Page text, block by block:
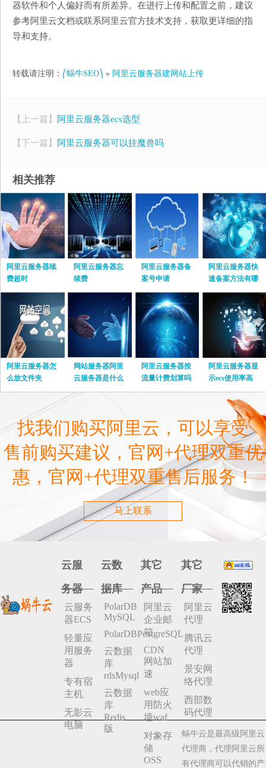
器软件和个人偏好而有所差异。在进行上传和配置之前，建议
参考阿里云文档或联系阿里云官方技术支持，获取更详细的指
导和支持。
转载请注明： ⎛蜗牛SEO⎞ » 阿里云服务器建网站上传
【上一篇】 阿里云服务器ecs选型
【下一篇】 阿里云服务器可以挂魔兽吗
相关推荐
阿里云服务器续
费超时
阿里云服务器忘
续费
阿里云服务器备
案号申请
阿里云服务器快
速备案方法有哪
些
阿里云服务器怎
么放文件夹
网站服务器阿里
云服务器是什么
阿里云服务器按
流量计费划算吗
阿里云服务器显
示ecs使用率高
找我们购买阿里云，可以享受
售前购买建议，官网+代理双重优
惠，官网+代理双重售后服务！
马上联系
云服
务器
云服务
器ECS
轻量应
用服务
器
专有宿
主机
无影云
电脑
云数
据库
PolarDB
MySQL
PolarDBPostgreSQL
云数据
库
rdsMysql
云数据
库
Redis
版
其它
产品
阿里云
企业邮
箱
CDN
网站加
速
web应
用防火
墙waf
对象存
储
OSS
其它
厂家
阿里云
代理
腾讯云
代理
景安网
络代理
西部数
码代理
蜗牛云是最高级阿里云
代理商，代理阿里云所
有代理商可以代销的产